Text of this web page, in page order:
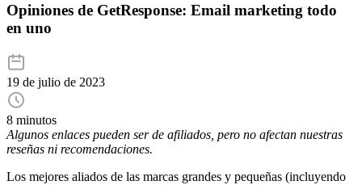
Opiniones de GetResponse: Email marketing todo
en uno
19 de julio de 2023
8 minutos
Algunos enlaces pueden ser de afiliados, pero no afectan nuestras
reseñas ni recomendaciones.
Los mejores aliados de las marcas grandes y pequeñas (incluyendo